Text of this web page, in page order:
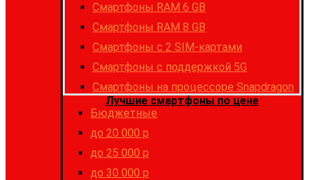
Смартфоны RAM 6 GB
Смартфоны RAM 8 GB
Cмартфоны с 2 SIM-картами
Cмартфоны с поддержкой 5G
Смартфоны на процессоре Snapdragon
Лучшие смартфоны по цене
Бюджетные
до 20 000 р
до 25 000 р
до 30 000 р